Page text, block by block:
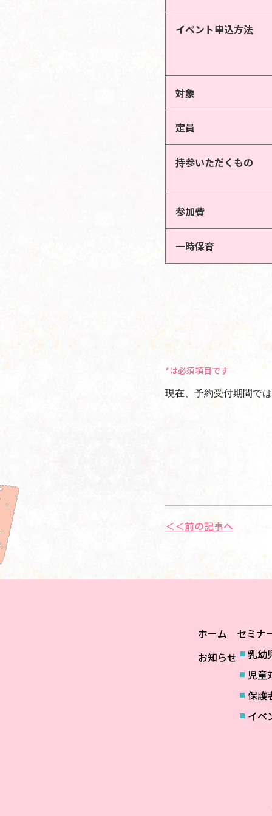
イベント申込方法
対象
定員
持参いただくもの
参加費
一時保育
*は必須項目です
現在、予約受付期間で
＜＜前の記事へ
ホーム
お知らせ
セミナ
乳幼
児童
保護
イベ